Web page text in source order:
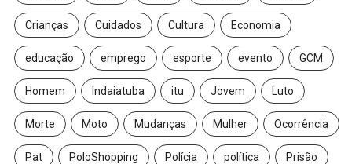
Crianças Cuidados Cultura Economia
educação emprego esporte evento GCM
Homem Indaiatuba itu Jovem Luto
Morte Moto Mudanças Mulher Ocorrência
Pat PoloShopping Polícia política Prisão